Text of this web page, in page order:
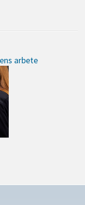
arbete